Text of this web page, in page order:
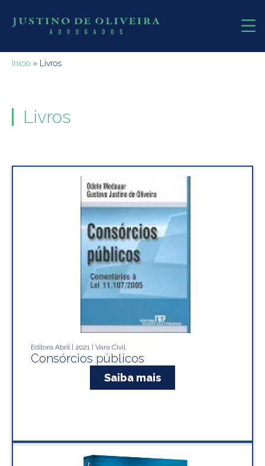
Início » Livros
Livros
Editora Abril | 2021 | Vara Civil
Consórcios públicos
Saiba mais